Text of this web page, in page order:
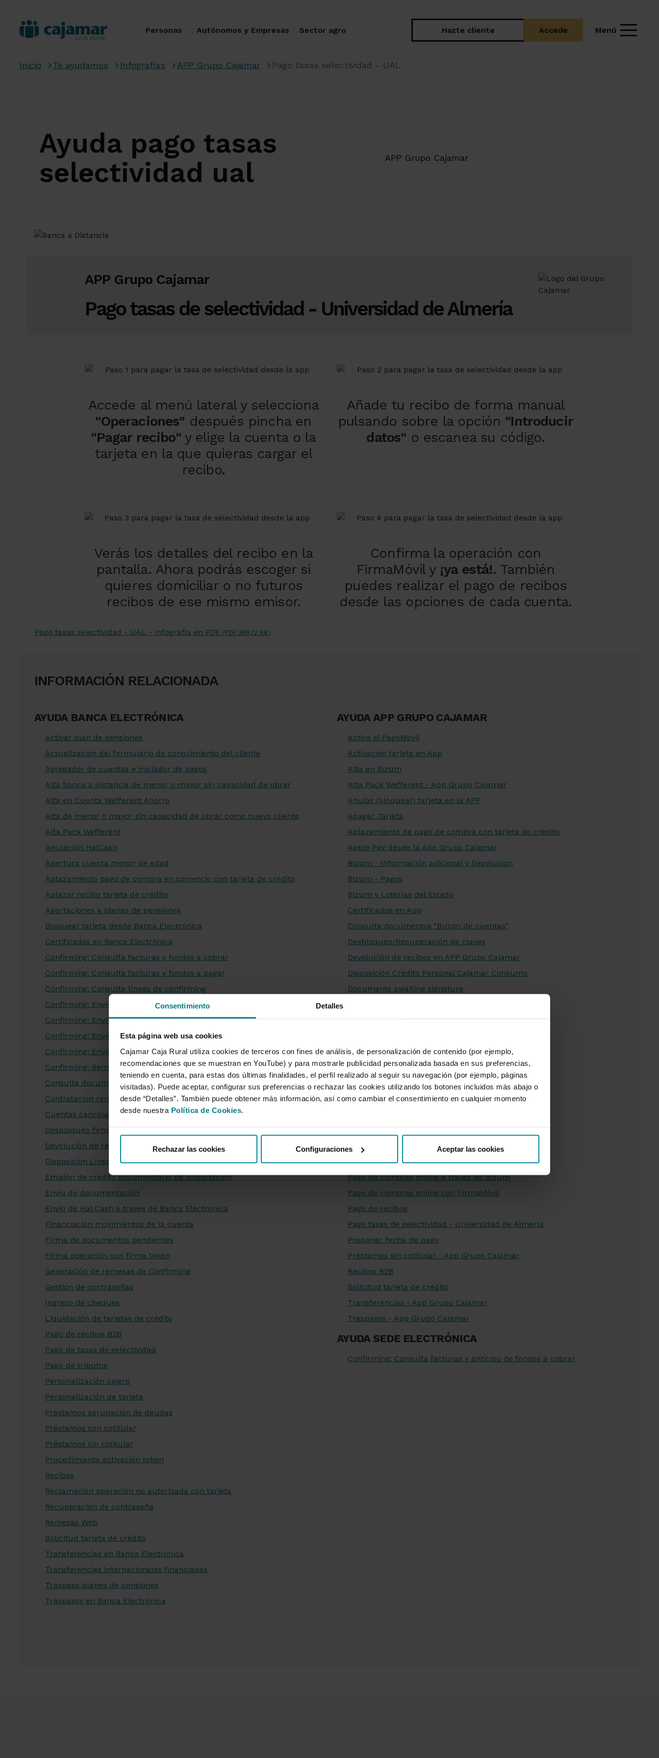
Consentimiento Detalles
Esta página web usa cookies
Cajamar Caja Rural utiliza cookies de terceros con fines de análisis, de personalización de contenido (por ejemplo,
recomendaciones que se muestran en YouTube) y para mostrarle publicidad personalizada basada en sus preferencias,
teniendo en cuenta, para estas dos últimas finalidades, el perfil realizado al seguir su navegación (por ejemplo, páginas
visitadas). Puede aceptar, configurar sus preferencias o rechazar las cookies utilizando los botones incluidos más abajo o
desde “Detalles”. También puede obtener más información, así como cambiar el consentimiento en cualquier momento
desde nuestra Política de Cookies
Rechazar las cookies Configuraciones Aceptar las cookies
Personas Autónomos y Empresas Sector agro Hazte cliente Accede Menú
Inicio Te ayudamos Infografías APP Grupo Cajamar Pago tasas selectividad - UAL
Ayuda pago tasas
selectividad ual
APP Grupo Cajamar
APP Grupo Cajamar
Pago tasas de selectividad - Universidad de Almería
Accede al menú lateral y selecciona
"Operaciones" después pincha en
"Pagar recibo"y elige la cuenta o la
tarjeta en la que quieras cargar el
recibo.
Añade tu recibo de forma manual
pulsando sobre la opción "Introducir
datos" o escanea su código.
Verás los detalles del recibo en la
pantalla. Ahora podrás escoger si
quieres domiciliar o no futuros
recibos de ese mismo emisor.
Confirma la operación con
FirmaMóvil y ¡ya está!. También
puedes realizar el pago de recibos
desde las opciones de cada cuenta.
Pago tasas selectividad - UAL - Infografía en PDF (PDF 389,72 KB.)
INFORMACIÓN RELACIONADA
AYUDA BANCA ELECTRÓNICA
Activar plan de pensiones
Actualización del formulario de conocimiento del cliente
Agregador de cuentas e iniciador de pagos
Alta banca a distancia de menor o mayor sin capacidad de obrar
Alta en Cuenta Wefferent Ahorro
Alta de menor o mayor sin capacidad de obrar como nuevo cliente
Alta Pack Wefferent
Anulación HalCash
Apertura cuenta menor de edad
Aplazamiento pago de compra en comercio con tarjeta de crédito
Aplazar recibo tarjeta de crédito
Aportaciones a planes de pensiones
Bloquear tarjeta desde Banca Electrónica
Certificados en Banca Electrónica
Confirming: Consulta facturas y fondos a cobrar
Confirming: Consulta facturas y fondos a pagar
Confirming: Consulta líneas de confirming
Confirming: Envío de remesas duplicadas
Confirming: Envío de remesas firma combinada
Confirming: Envío de remesas firma indistinta
Confirming: Envío de remesas firma mancomunada
Confirming: Remesas emitidas
Consulta documentos buzón virtual
Contratación renting
Cuentas canceladas, gestión de domiciliaciones
Desbloqueo firma token
Devolución de recibos en Banca Electrónica
Disposición Línea de Crédito Cajamar Consumo
Emisión de crédito documentario de importación
Envío de documentación
Envío de Hal Cash a través de Banca Electrónica
Financiación movimientos de la cuenta
Firma de documentos pendientes
Firma operación con firma token
Generación de remesas de Confirming
Gestión de contraseñas
Ingreso de cheques
Liquidación de tarjetas de crédito
Pago de recibos B2B
Pago de tasas de selectividad
Pago de tributos
Personalización cajero
Personalización de tarjeta
Préstamos agrupación de deudas
Préstamos con cotitular
Préstamos sin cotitular
Procedimiento activación token
Recibos
Reclamación operación no autorizada con tarjeta
Recuperación de contraseña
Remesas Web
Solicitud tarjeta de crédito
Transferencias en Banca Electrónica
Transferencias internacionales financiadas
Traspaso planes de pensiones
Traspasos en Banca Electrónica
AYUDA APP GRUPO CAJAMAR
Activa el PagoMóvil
Activación tarjeta en App
Alta en Bizum
Alta Pack Wefferent - App Grupo Cajamar
Anular (bloquear) tarjeta en la APP
Apagar Tarjeta
Aplazamiento de pago de compra con tarjeta de crédito
Apple Pay desde la App Grupo Cajamar
Bizum - Información adicional y Devolución
Bizum - Pagos
Bizum y Loterías del Estado
Certificados en App
Consulta documentos "Buzón de cuentas"
Desbloqueo/Recuperación de claves
Devolución de recibos en APP Grupo Cajamar
Disposición Crédito Personal Cajamar Consumo
Documents awaiting signature
FirmaMóvil
FirmaMóvil en el extranjero
Formulario de conocimiento del cliente
Hal-Cash
Notificaciones
Nuevo PIN FirmaMóvil
Pago de compras online a través de Bizum
Pago de compras online con FirmaMóvil
Pago de recibos
Pago tasas de selectividad - Universidad de Almería
Posponer fecha de pago
Préstamos sin cotitular - App Grupo Cajamar
Recibos B2B
Solicitud tarjeta de crédito
Transferencias - App Grupo Cajamar
Traspasos - App Grupo Cajamar
AYUDA SEDE ELECTRÓNICA
Confirming: Consulta facturas y anticipo de fondos a cobrar